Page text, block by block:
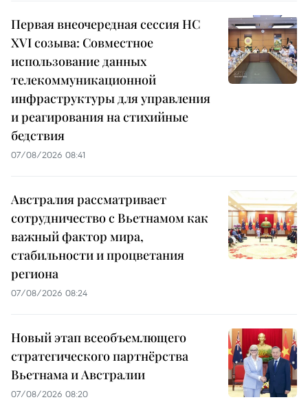
Первая внеочередная сессия НС
XVI созыва: Совместное
использование данных
телекоммуникационной
инфраструктуры для управления
и реагирования на стихийные
бедствия
07/08/2026 08:41
Австралия рассматривает
сотрудничество с Вьетнамом как
важный фактор мира,
стабильности и процветания
региона
07/08/2026 08:24
Новый этап всеобъемлющего
стратегического партнёрства
Вьетнама и Австралии
07/08/2026 08:20